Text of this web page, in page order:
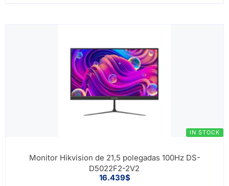
IN STOCK
Monitor Hikvision de 21,5 polegadas 100Hz DS-
D5022F2-2V2
16.439$